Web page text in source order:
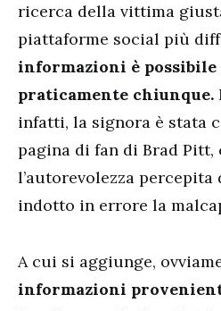
ricerca della vittima
piattaforme social più
informazioni è possibile
praticamente chiunque.
infatti, la signora è stata
pagina di fan di Brad Pitt,
l’autorevolezza
indotto in errore la
A cui si aggiunge,
informazioni